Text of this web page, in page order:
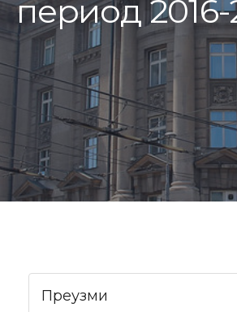
период 2016-
Преузми